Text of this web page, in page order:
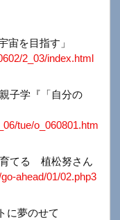
を目指す」
2_03/index.html
子学『「自分の
tue/o_060801.htm
てる 植松努さん
ahead/01/02.php3
に夢のせて